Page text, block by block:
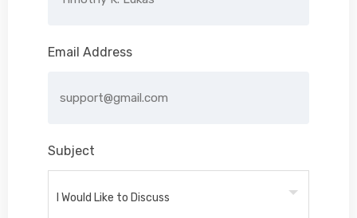
Email Address
Subject